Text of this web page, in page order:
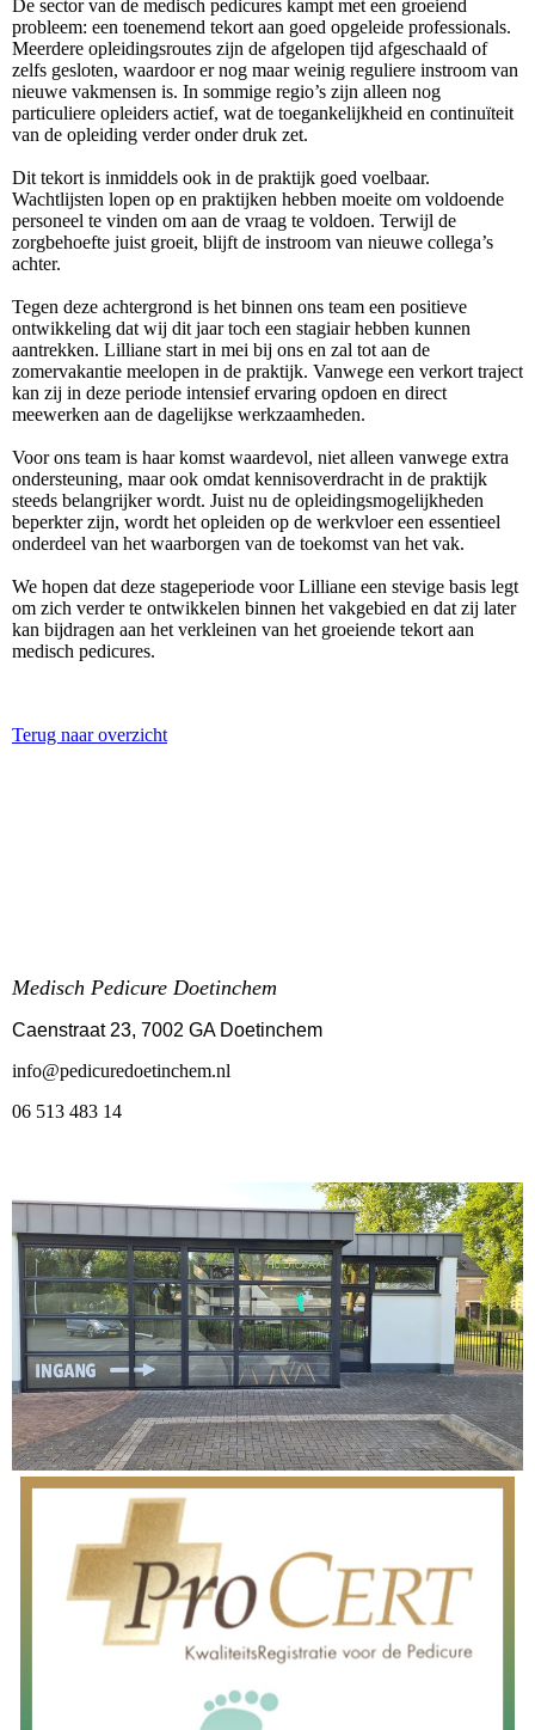
De sector van de medisch pedicures kampt met een groeiend
probleem: een toenemend tekort aan goed opgeleide professionals.
Meerdere opleidingsroutes zijn de afgelopen tijd afgeschaald of
zelfs gesloten, waardoor er nog maar weinig reguliere instroom van
nieuwe vakmensen is. In sommige regio’s zijn alleen nog
particuliere opleiders actief, wat de toegankelijkheid en continuïteit
van de opleiding verder onder druk zet.
Dit tekort is inmiddels ook in de praktijk goed voelbaar.
Wachtlijsten lopen op en praktijken hebben moeite om voldoende
personeel te vinden om aan de vraag te voldoen. Terwijl de
zorgbehoefte juist groeit, blijft de instroom van nieuwe collega’s
achter.
Tegen deze achtergrond is het binnen ons team een positieve
ontwikkeling dat wij dit jaar toch een stagiair hebben kunnen
aantrekken. Lilliane start in mei bij ons en zal tot aan de
zomervakantie meelopen in de praktijk. Vanwege een verkort traject
kan zij in deze periode intensief ervaring opdoen en direct
meewerken aan de dagelijkse werkzaamheden.
Voor ons team is haar komst waardevol, niet alleen vanwege extra
ondersteuning, maar ook omdat kennisoverdracht in de praktijk
steeds belangrijker wordt. Juist nu de opleidingsmogelijkheden
beperkter zijn, wordt het opleiden op de werkvloer een essentieel
onderdeel van het waarborgen van de toekomst van het vak.
We hopen dat deze stageperiode voor Lilliane een stevige basis legt
om zich verder te ontwikkelen binnen het vakgebied en dat zij later
kan bijdragen aan het verkleinen van het groeiende tekort aan
medisch pedicures.
Terug naar overzicht
Medisch Pedicure Doetinchem
Caenstraat 23, 7002 GA Doetinchem
info@pedicuredoetinchem.nl
06 513 483 14